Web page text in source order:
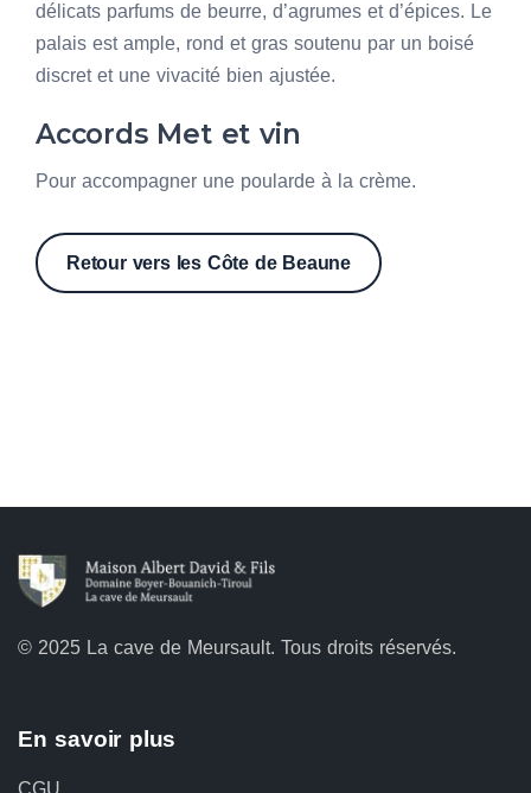
délicats parfums de beurre, d’agrumes et d’épices. Le
palais est ample, rond et gras soutenu par un boisé
discret et une vivacité bien ajustée.
Accords Met et vin
Pour accompagner une poularde à la crème.
Retour vers les Côte de Beaune
© 2025 La cave de Meursault. Tous droits réservés.
En savoir plus
CGU